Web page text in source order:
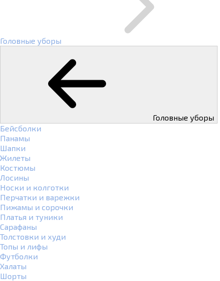
Головные уборы
Головные уборы
Бейсболки
Панамы
Шапки
Жилеты
Костюмы
Лосины
Носки и колготки
Перчатки и варежки
Пижамы и сорочки
Платья и туники
Сарафаны
Толстовки и худи
Топы и лифы
Футболки
Халаты
Шорты